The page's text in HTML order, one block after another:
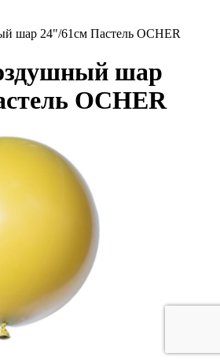
шар 24"/61см Пастель OCHER
шар
OCHER